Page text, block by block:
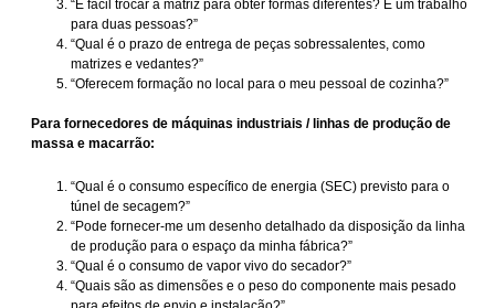
“É fácil trocar a matriz para obter formas diferentes? É um trabalho
para duas pessoas?”
“Qual é o prazo de entrega de peças sobressalentes, como
matrizes e vedantes?”
“Oferecem formação no local para o meu pessoal de cozinha?”
Para fornecedores de máquinas industriais / linhas de produção de
massa e macarrão:
“Qual é o consumo específico de energia (SEC) previsto para o
túnel de secagem?”
“Pode fornecer-me um desenho detalhado da disposição da linha
de produção para o espaço da minha fábrica?”
“Qual é o consumo de vapor vivo do secador?”
“Quais são as dimensões e o peso do componente mais pesado